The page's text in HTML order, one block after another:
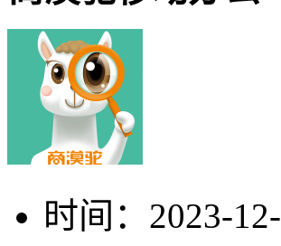
时间： 2023-